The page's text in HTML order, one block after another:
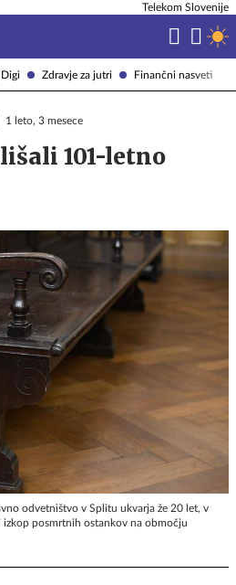
Zdravje za jutri Finančni nasveti
Telekom Slovenije
1 leto, 3 mesece
101-letno
odvetništvo v Splitu ukvarja že 20 let, v
posmrtnih ostankov na območju